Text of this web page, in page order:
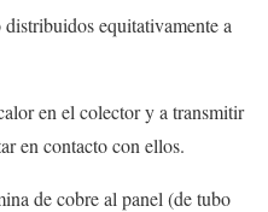
equitativamente a
en el colector y a transmitir
en contacto con ellos.
de cobre al panel (de tubo